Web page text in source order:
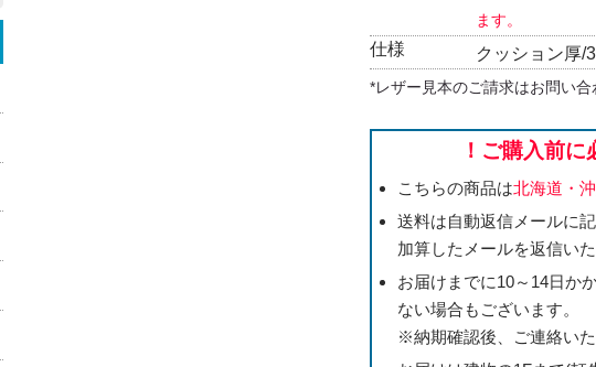
ます。
仕様 クッション厚/
*レザー見本のご請求はお問い
！ご購入前
こちらの商品は北海道・
送料は自動返信メールに
加算したメールを返信い
お届けまでに10～14日か
ない場合もございます。
※納期確認後、ご連絡い